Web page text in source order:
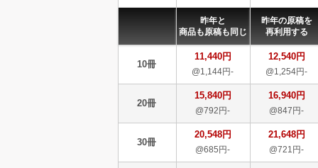
昨年と
商品も原稿も同じ
昨年の原稿を
再利用する
10冊
11,440円
@1,144円-
12,540円
@1,254円-
20冊
15,840円
@792円-
16,940円
@847円-
30冊
20,548円
@685円-
21,648円
@721円-